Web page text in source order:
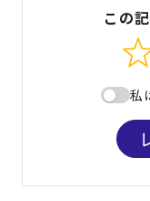
この
私